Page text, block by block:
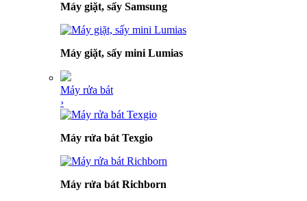
Máy giặt, sấy Samsung
Máy giặt, sấy mini Lumias
Máy rửa bát
›
Máy rửa bát Texgio
Máy rửa bát Richborn